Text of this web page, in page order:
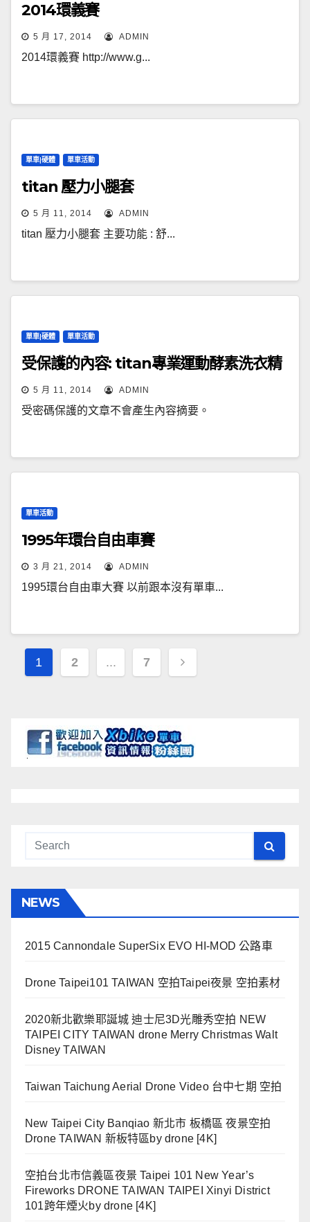
2014環義賽
5 月 17, 2014 ADMIN
2014環義賽 http://www.g...
單車|硬體 單車活動
titan 壓力小腿套
5 月 11, 2014 ADMIN
titan 壓力小腿套 主要功能 : 舒...
單車|硬體 單車活動
受保護的內容: titan專業運動酵素洗衣精
5 月 11, 2014 ADMIN
受密碼保護的文章不會產生內容摘要。
單車活動
1995年環台自由車賽
3 月 21, 2014 ADMIN
1995環台自由車大賽 以前跟本沒有單車...
文
覽
1 2 ... 7
NEWS
2015 Cannondale SuperSix EVO HI-MOD 公路車
Drone Taipei101 TAIWAN 空拍Taipei夜景 空拍素材
2020新北歡樂耶誕城 迪士尼3D光雕秀空拍 NEW
TAIPEI CITY TAIWAN drone Merry Christmas Walt
Disney TAIWAN
Taiwan Taichung Aerial Drone Video 台中七期 空拍
New Taipei City Banqiao 新北市 板橋區 夜景空拍
Drone TAIWAN 新板特區by drone [4K]
空拍台北市信義區夜景 Taipei 101 New Year’s
Fireworks DRONE TAIWAN TAIPEI Xinyi District
101跨年煙火by drone [4K]